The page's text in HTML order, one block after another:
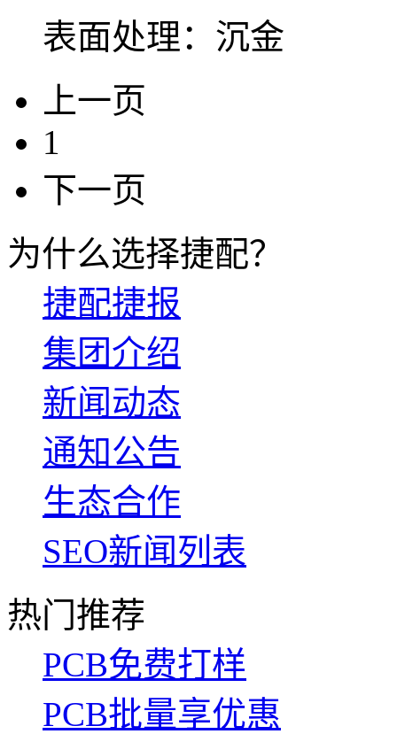
表面处理：沉金
上一页
1
下一页
为什么选择捷配？
捷配捷报
集团介绍
新闻动态
通知公告
生态合作
SEO新闻列表
热门推荐
PCB免费打样
PCB批量享优惠